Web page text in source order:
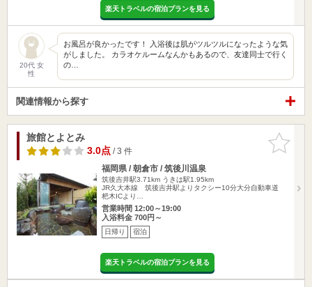
楽天トラベルの宿泊プランを見る
20代 女
性
お風呂が良かったです！ 入浴後は肌がツルツルになったような気
がしました。 カラオケルームなんかもあるので、友達同士で行く
の…
関連情報から探す
お気に入
りに追加
旅館とよとみ
3.0点/ 3 件
福岡県 / 朝倉市 / 筑後川温泉
筑後吉井駅3.71km うきは駅1.95km
JR久大本線 筑後吉井駅よりタクシー10分大分自動車道
杷木ICより…
営業時間 12:00～19:00
入浴料金 700円～
日帰り 宿泊
楽天トラベルの宿泊プランを見る